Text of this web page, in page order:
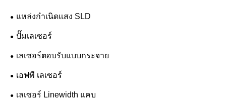
แหล่งกำเนิดแสง SLD
ปั๊มเลเซอร์
เลเซอร์ตอบรับแบบกระจาย
เอฟพี เลเซอร์
เลเซอร์ Linewidth แคบ